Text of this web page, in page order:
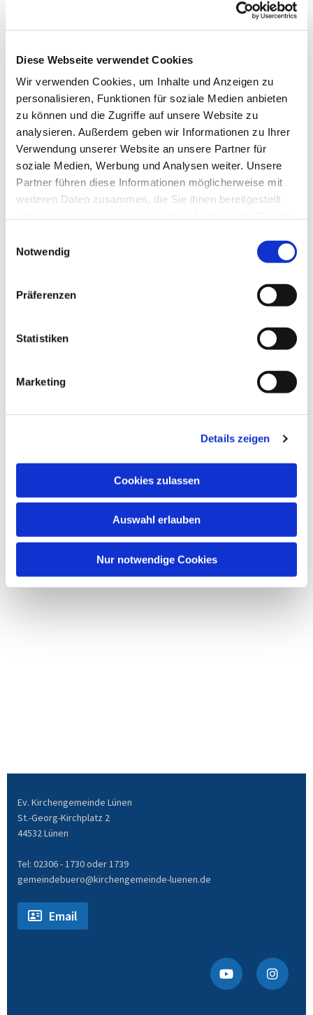
Diese Webseite verwendet Cookies
Wir verwenden Cookies, um Inhalte und Anzeigen zu
personalisieren, Funktionen für soziale Medien anbieten
zu können und die Zugriffe auf unsere Website zu
analysieren. Außerdem geben wir Informationen zu Ihrer
Verwendung unserer Website an unsere Partner für
soziale Medien, Werbung und Analysen weiter. Unsere
Partner führen diese Informationen möglicherweise mit
weiteren Daten zusammen, die Sie ihnen bereitgestellt
Notwendig
Präferenzen
Statistiken
Marketing
Details zeigen
Cookies zulassen
Auswahl erlauben
Nur notwendige Cookies
Ev. Kirchengemeinde Lünen
St.-Georg-Kirchplatz 2
44532 Lünen
Tel: 02306 - 1730 oder 1739
gemeindebuero@kirchengemeinde-luenen.de
Email